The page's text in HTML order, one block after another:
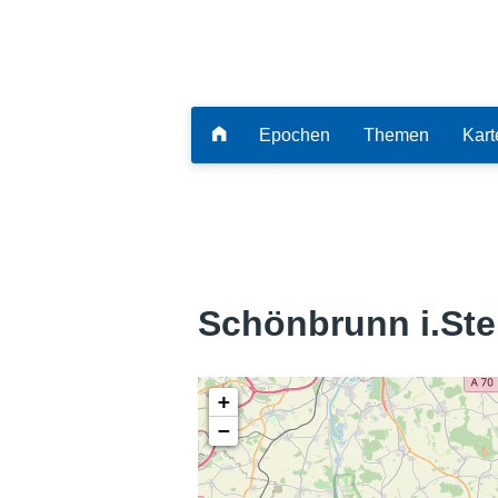
Epochen Themen
Schönbrunn
+
−